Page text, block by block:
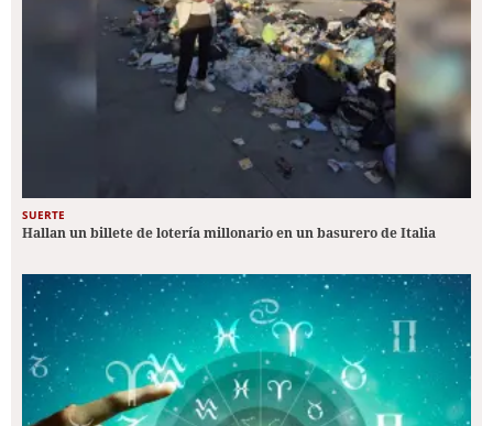
SUERTE
Hallan un billete de lotería millonario en un basurero de Italia